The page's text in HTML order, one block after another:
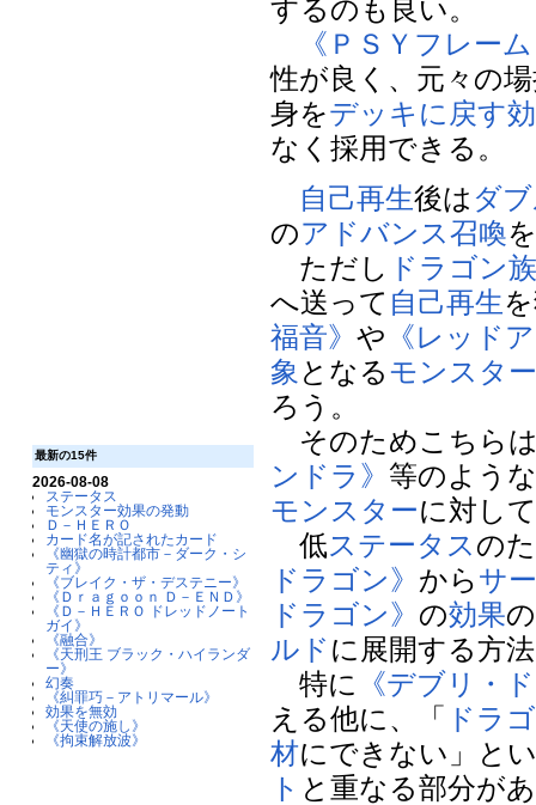
最新の15件
2026-08-08
ステータス
モンスター効果の発動
Ｄ－ＨＥＲＯ
カード名が記されたカード
《幽獄の時計都市－ダーク・シ
ティ》
《ブレイク・ザ・デステニー》
《Ｄｒａｇｏｏｎ Ｄ－ＥＮＤ》
《Ｄ－ＨＥＲＯ ドレッドノート
ガイ》
《融合》
《天刑王 ブラック・ハイランダ
ー》
幻奏
《糾罪巧－アトリマール》
効果を無効
《天使の施し》
《拘束解放波》
するのも良い。
《ＰＳＹフレー
性が良く、元々の
身をデッキに戻す
なく採用できる。
自己再生後は ダ
のアドバンス召喚
ただし ドラゴン
へ送って 自己再生
福音》や 《レッド
象 となるモンスタ
ろう。
そのためこちら
ンドラ》 等のよう
モンスターに対し
低ステータスの
ドラゴン》 からサ
ドラゴン》 の効果の
ルド に展開する方
特に
《デブリ・
える他に、「 ドラ
材にできない」と
ト と重なる部分が